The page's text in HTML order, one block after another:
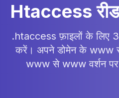
Htaccess
.htaccess फ़ाइलों के लिए
करें। अपने डोमेन के www
www से www वर्शन पर